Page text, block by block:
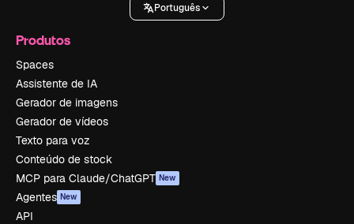
Português
Produtos
Spaces
Assistente de IA
Gerador de imagens
Gerador de vídeos
Texto para voz
Conteúdo de stock
MCP para Claude/ChatGPT New
Agentes New
API